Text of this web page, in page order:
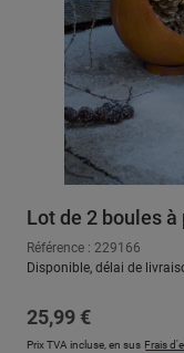
Lot de 2 boules
Référence : 229166
Disponible, délai de
Prix régulier :
25,99 €
Prix TVA incluse, en sus Frais